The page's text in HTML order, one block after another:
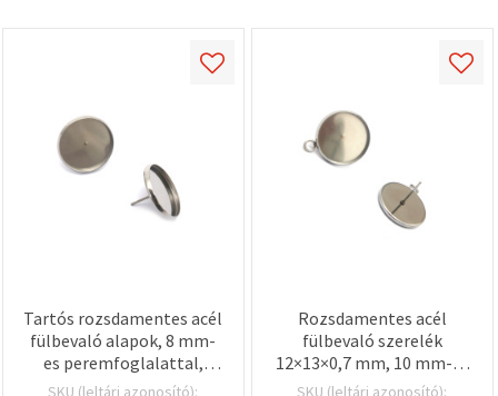
Tartós rozsdamentes acél
fülbevaló alapok, 8 mm-
es peremfoglalattal,
ezüst színű, 10x13x0,7
SKU (leltári azonosító):
Rozsdamentes acél
fülbevaló szerelék
12×13×0,7 mm, 10 mm-es
foglalattal és 2 mm-es
SKU (leltári azonosító):